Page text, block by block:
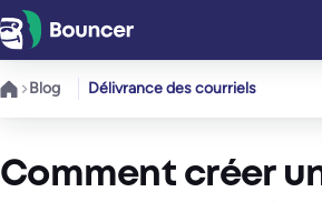
Aller
au
contenu
Blog Délivrance des courriels
Comment créer